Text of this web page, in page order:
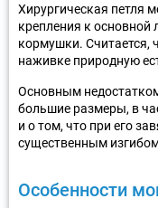
Хирургическая петля
крепления к основной
кормушки. Считается,
наживке природную
Основным
большие размеры, в
и о том, что при его
существенным
Особенности